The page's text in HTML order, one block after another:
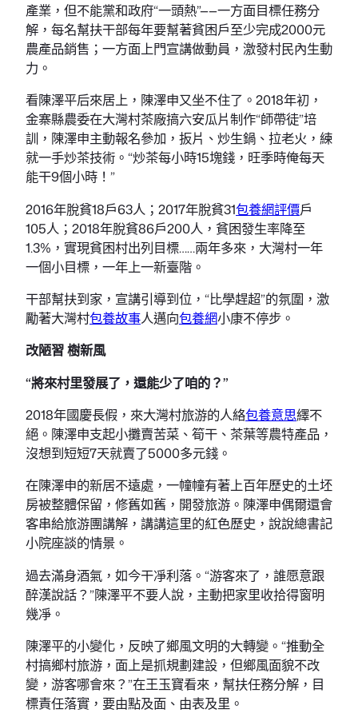
產業，但不能黨和政府“一頭熱”——一方面目標任務分
解，每名幫扶干部每年要幫著貧困戶至少完成2000元
農產品銷售；一方面上門宣講做動員，激發村民內生動
力。
看陳澤平后來居上，陳澤申又坐不住了。2018年初，
金寨縣農委在大灣村茶廠搞六安瓜片制作“師帶徒”培
訓，陳澤申主動報名參加，扳片、炒生鍋、拉老火，練
就一手炒茶技術。“炒茶每小時15塊錢，旺季時俺每天
能干9個小時！”
2016年脫貧18戶63人；2017年脫貧31包養網評價戶
105人；2018年脫貧86戶200人，貧困發生率降至
1.3%，實現貧困村出列目標……兩年多來，大灣村一年
一個小目標，一年上一新臺階。
干部幫扶到家，宣講引導到位，“比學趕超”的氛圍，激
勵著大灣村包養故事人邁向包養網小康不停步。
改陋習 樹新風
“將來村里發展了，還能少了咱的？”
2018年國慶長假，來大灣村旅游的人絡包養意思繹不
絕。陳澤申支起小攤賣苦菜、筍干、茶葉等農特產品，
沒想到短短7天就賣了5000多元錢。
在陳澤申的新居不遠處，一幢幢有著上百年歷史的土坯
房被整體保留，修舊如舊，開發旅游。陳澤申偶爾還會
客串給旅游團講解，講講這里的紅色歷史，說說總書記
小院座談的情景。
過去滿身酒氣，如今干凈利落。“游客來了，誰愿意跟
醉漢說話？”陳澤平不要人說，主動把家里收拾得窗明
幾凈。
陳澤平的小變化，反映了鄉風文明的大轉變。“推動全
村搞鄉村旅游，面上是抓規劃建設，但鄉風面貌不改
變，游客哪會來？”在王玉寶看來，幫扶任務分解，目
標責任落實，要由點及面、由表及里。